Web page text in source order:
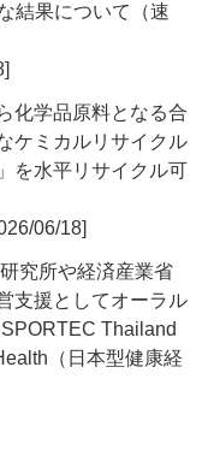
結果について（速
化学品原料となる合
ケミカルリサイクル
を水平リサイクル可
06/18]
究所や経済産業省
支援としてオーラル
Thailand
（日本型健康経